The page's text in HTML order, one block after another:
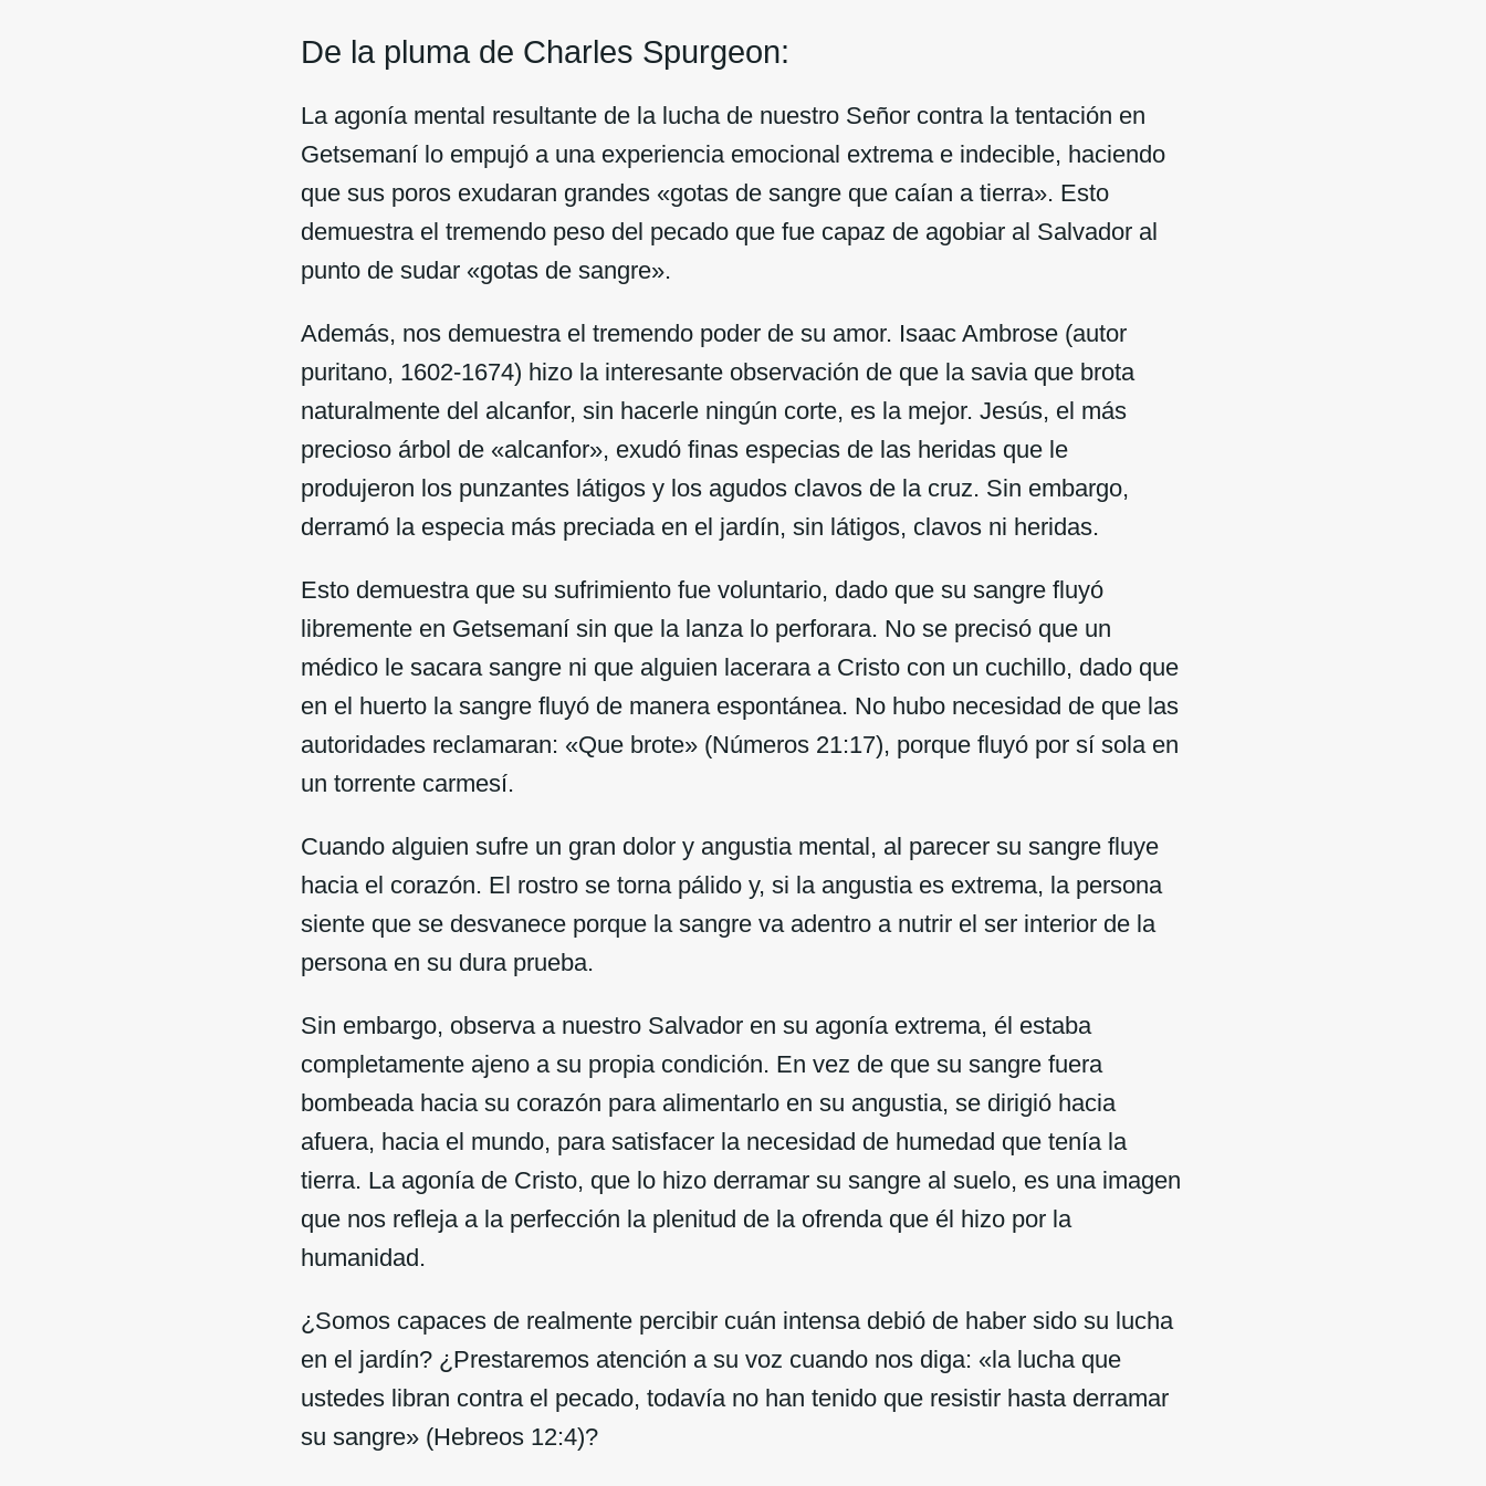
De la pluma de Charles Spurgeon:
La agonía mental resultante de la lucha de nuestro Señor contra la tentación en
Getsemaní lo empujó a una experiencia emocional extrema e indecible, haciendo
que sus poros exudaran grandes «gotas de sangre que caían a tierra». Esto
demuestra el tremendo peso del pecado que fue capaz de agobiar al Salvador al
punto de sudar «gotas de sangre».
Además, nos demuestra el tremendo poder de su amor. Isaac Ambrose (autor
puritano, 1602-1674) hizo la interesante observación de que la savia que brota
naturalmente del alcanfor, sin hacerle ningún corte, es la mejor. Jesús, el más
precioso árbol de «alcanfor», exudó finas especias de las heridas que le
produjeron los punzantes látigos y los agudos clavos de la cruz. Sin embargo,
derramó la especia más preciada en el jardín, sin látigos, clavos ni heridas.
Esto demuestra que su sufrimiento fue voluntario, dado que su sangre fluyó
libremente en Getsemaní sin que la lanza lo perforara. No se precisó que un
médico le sacara sangre ni que alguien lacerara a Cristo con un cuchillo, dado que
en el huerto la sangre fluyó de manera espontánea. No hubo necesidad de que las
autoridades reclamaran: «Que brote» (Números 21:17), porque fluyó por sí sola en
un torrente carmesí.
Cuando alguien sufre un gran dolor y angustia mental, al parecer su sangre fluye
hacia el corazón. El rostro se torna pálido y, si la angustia es extrema, la persona
siente que se desvanece porque la sangre va adentro a nutrir el ser interior de la
persona en su dura prueba.
Sin embargo, observa a nuestro Salvador en su agonía extrema, él estaba
completamente ajeno a su propia condición. En vez de que su sangre fuera
bombeada hacia su corazón para alimentarlo en su angustia, se dirigió hacia
afuera, hacia el mundo, para satisfacer la necesidad de humedad que tenía la
tierra. La agonía de Cristo, que lo hizo derramar su sangre al suelo, es una imagen
que nos refleja a la perfección la plenitud de la ofrenda que él hizo por la
humanidad.
¿Somos capaces de realmente percibir cuán intensa debió de haber sido su lucha
en el jardín? ¿Prestaremos atención a su voz cuando nos diga: «la lucha que
ustedes libran contra el pecado, todavía no han tenido que resistir hasta derramar
su sangre» (Hebreos 12:4)?